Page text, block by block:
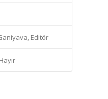
Editör
Hayır